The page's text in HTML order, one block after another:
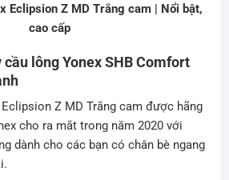
Eclipsion Z MD Trắng cam | Nổi bật,
cao cấp
lông Yonex SHB Comfort
Z MD Trắng cam được hãng
cho ra mắt trong năm 2020 với
dành cho các bạn có chân bè ngang